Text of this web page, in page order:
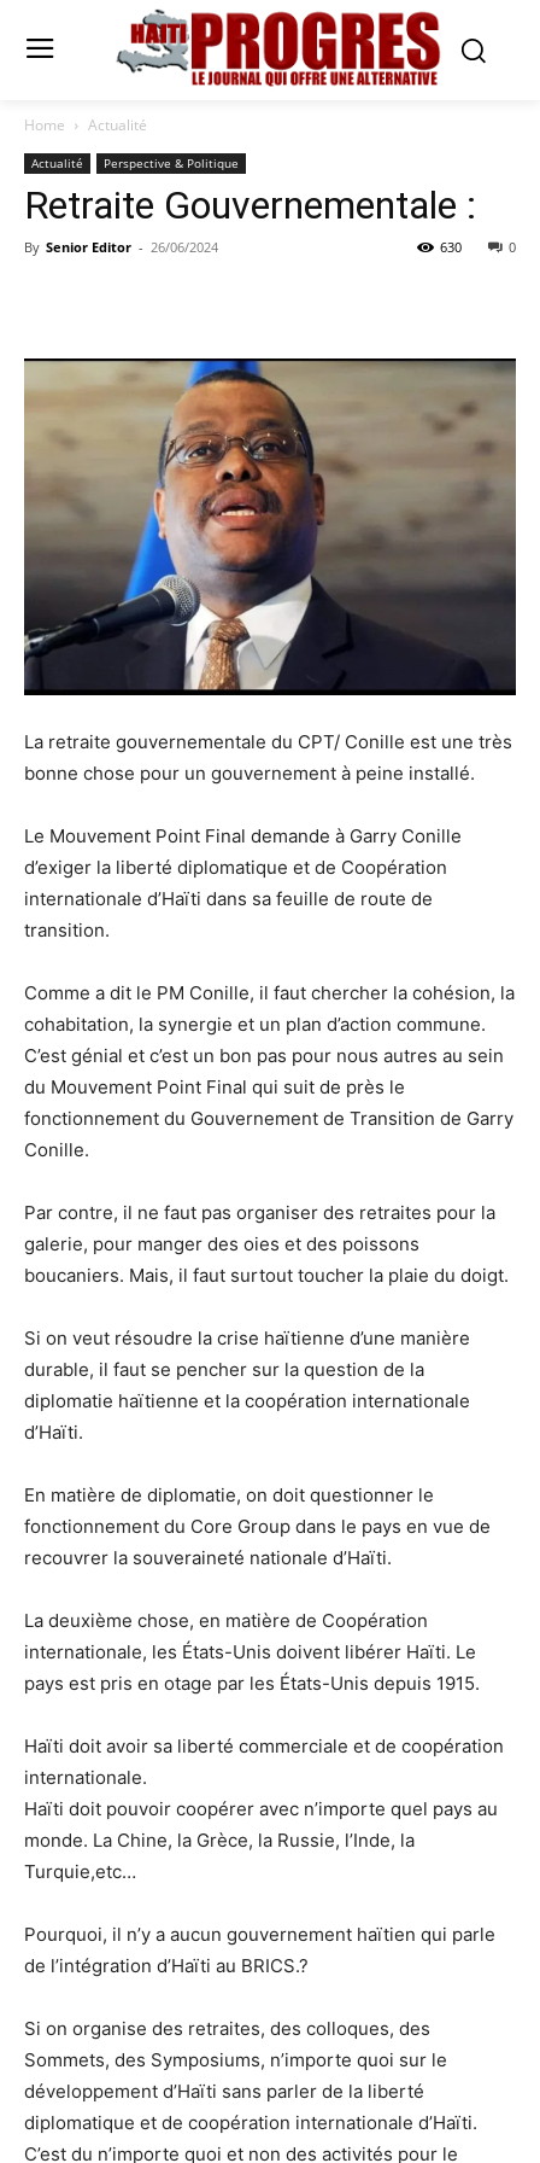
Home Actualité
Actualité Perspective & Politique
Retraite Gouvernementale :
By Senior Editor - 26/06/2024 0
630
La retraite gouvernementale du CPT/ Conille est une très
bonne chose pour un gouvernement à peine installé.
Le Mouvement Point Final demande à Garry Conille
d’exiger la liberté diplomatique et de Coopération
internationale d’Haïti dans sa feuille de route de
transition.
Comme a dit le PM Conille, il faut chercher la cohésion, la
cohabitation, la synergie et un plan d’action commune.
C’est génial et c’est un bon pas pour nous autres au sein
du Mouvement Point Final qui suit de près le
fonctionnement du Gouvernement de Transition de Garry
Conille.
Par contre, il ne faut pas organiser des retraites pour la
galerie, pour manger des oies et des poissons
boucaniers. Mais, il faut surtout toucher la plaie du doigt.
Si on veut résoudre la crise haïtienne d’une manière
durable, il faut se pencher sur la question de la
diplomatie haïtienne et la coopération internationale
d’Haïti.
En matière de diplomatie, on doit questionner le
fonctionnement du Core Group dans le pays en vue de
recouvrer la souveraineté nationale d’Haïti.
La deuxième chose, en matière de Coopération
internationale, les États-Unis doivent libérer Haïti. Le
pays est pris en otage par les États-Unis depuis 1915.
Haïti doit avoir sa liberté commerciale et de coopération
internationale.
Haïti doit pouvoir coopérer avec n’importe quel pays au
monde. La Chine, la Grèce, la Russie, l’Inde, la
Turquie,etc…
Pourquoi, il n’y a aucun gouvernement haïtien qui parle
de l’intégration d’Haïti au BRICS.?
Si on organise des retraites, des colloques, des
Sommets, des Symposiums, n’importe quoi sur le
développement d’Haïti sans parler de la liberté
diplomatique et de coopération internationale d’Haïti.
C’est du n’importe quoi et non des activités pour le